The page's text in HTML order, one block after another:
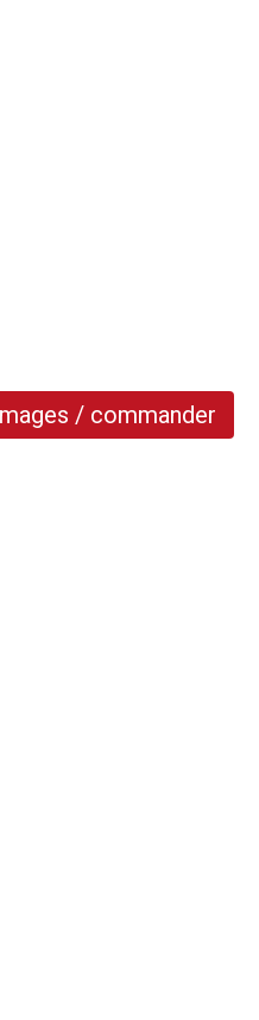
/ commander